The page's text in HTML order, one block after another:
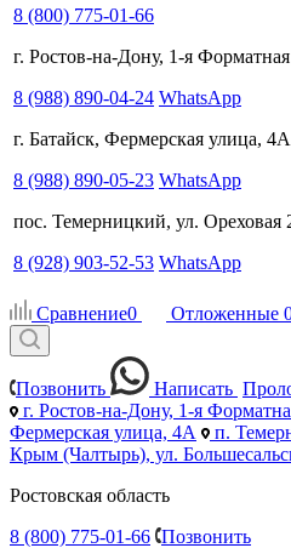
8 (800) 775-01-66
г. Ростов-на-Дону, 1-я
8 (988) 890-04-24 WhatsApp
г. Батайск, Фермерская улица, 4А
8 (988) 890-05-23 WhatsApp
пос. Темерницкий, ул. Ореховая
8 (928) 903-52-53 WhatsApp
Сравнение0 Отложенные
Позвонить Написать
г. Ростов-на-Дону, 1-я
Фермерская улица, 4А
п.
Крым (Чалтырь), ул.
Ростовская область
8 (800) 775-01-66 Позвонить